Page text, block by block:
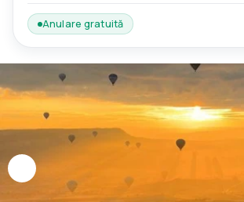
Anulare gratuită